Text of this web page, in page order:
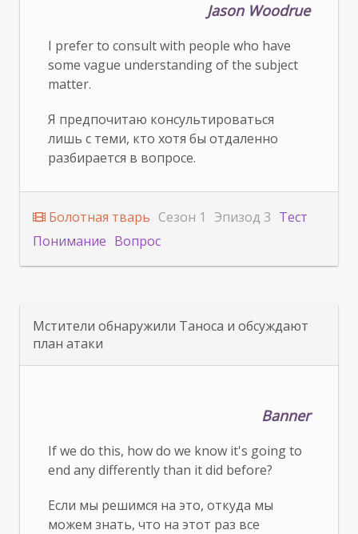
Jason Woodrue
I prefer to consult with people who have
some vague understanding of the subject
matter.
Я предпочитаю консультироваться
лишь с теми, кто хотя бы отдаленно
разбирается в вопросе.
Болотная тварь Сезон 1 Эпизод 3 Тест
Понимание Вопрос
Мстители обнаружили Таноса и обсуждают
план атаки
Banner
If we do this, how do we know it's going to
end any differently than it did before?
Если мы решимся на это, откуда мы
можем знать, что на этот раз все